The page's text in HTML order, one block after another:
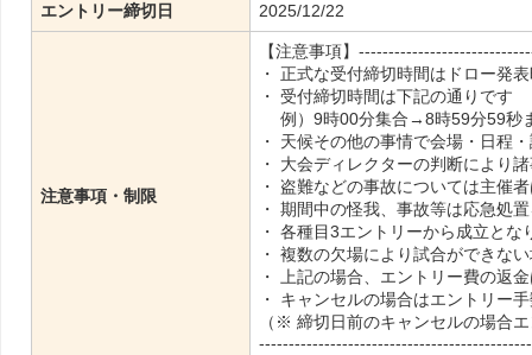
エントリー締切日 2025/12/22
注意事項・制限
【注意事項】
・ 正式な受付締切時間はドロー発
・ 受付締切時間は下記の通りです
例）9時00分集合→8時59分59秒
・ 天候その他の事情で会場・日程
・ 大会ディレクターの判断により
・ 盗難などの事故については主催
・ 期間中の怪我、事故等は応急処
・ 各種目3エントリーから成立とな
・ 複数の欠場により試合ができな
・ 上記の場合、エントリー費の返
・ キャンセルの場合はエントリー
（※ 締切日前のキャンセルの場合